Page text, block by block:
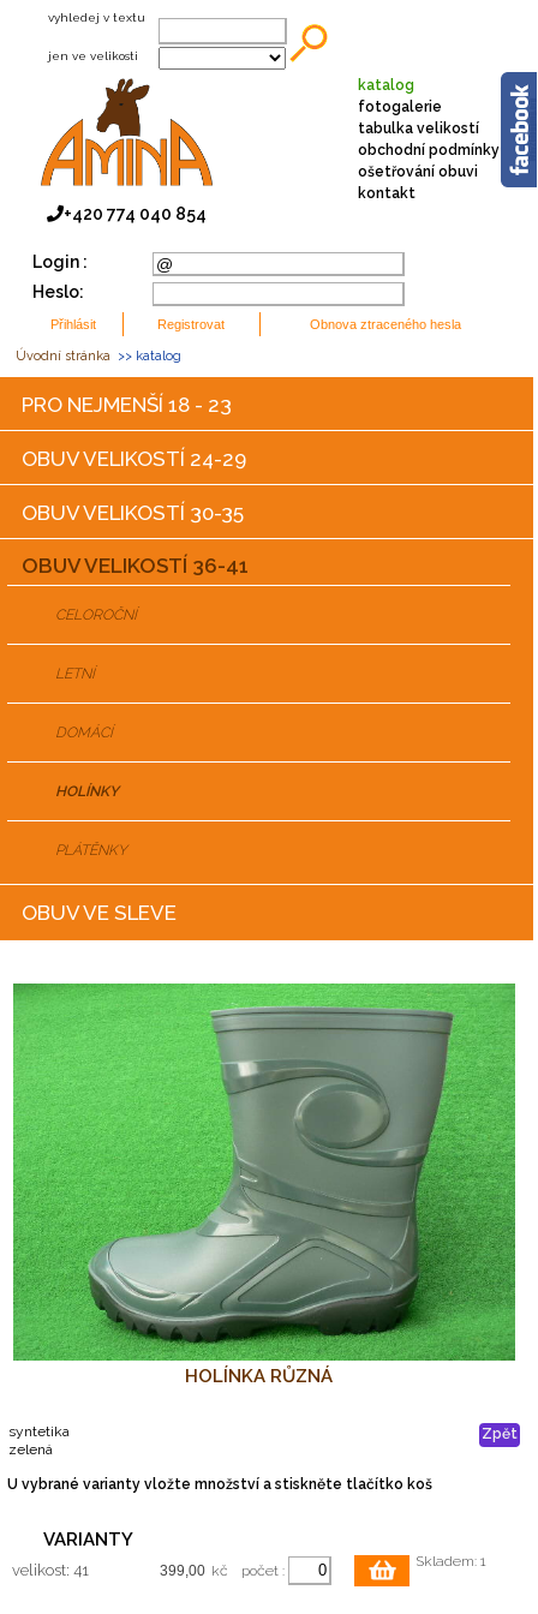
+420 774 040 854
vyhledej v textu
jen ve velikosti
Login :
Heslo:
Úvodní stránka >> katalog
katalog
fotogalerie
tabulka velikostí
obchodní podmínky
ošetřování obuvi
kontakt
PRO NEJMENŠÍ 18 - 23
OBUV VELIKOSTÍ 24-29
OBUV VELIKOSTÍ 30-35
OBUV VELIKOSTÍ 36-41
CELOROČNÍ
LETNÍ
DOMÁCÍ
HOLÍNKY
PLÁTĚNKY
OBUV VE SLEVE
HOLÍNKA RŮZNÁ
Zpět
syntetika
zelená
U vybrané varianty vložte množství a stiskněte tlačítko koš
VARIANTY
velikost: 41 kč počet :
Skladem: 1